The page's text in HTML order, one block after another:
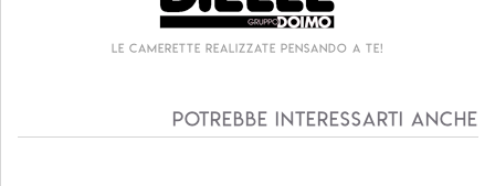
pensando a te!
Potrebbe interessarti anche